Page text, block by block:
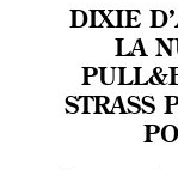
DIXIE
LA
STRASS